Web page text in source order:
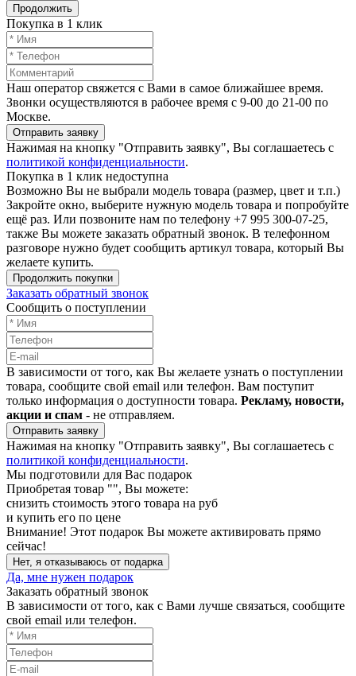
Продолжить
Покупка в 1 клик
Наш оператор свяжется с Вами в самое ближайшее время.
Звонки осуществляются в рабочее время с 9-00 до 21-00 по
Москве.
Отправить заявку
Нажимая на кнопку "Отправить заявку", Вы соглашаетесь с
политикой конфиденциальности.
Покупка в 1 клик недоступна
Возможно Вы не выбрали модель товара (размер, цвет и т.п.)
Закройте окно, выберите нужную модель товара и попробуйте
ещё раз. Или позвоните нам по телефону +7 995 300-07-25,
также Вы можете заказать обратный звонок. В телефонном
разговоре нужно будет сообщить артикул товара, который Вы
желаете купить.
Продолжить покупки
Заказать обратный звонок
Сообщить о поступлении
В зависимости от того, как Вы желаете узнать о поступлении
товара, сообщите свой email или телефон. Вам поступит
только информация о доступности товара. Рекламу, новости,
акции и спам - не отправляем.
Отправить заявку
Нажимая на кнопку "Отправить заявку", Вы соглашаетесь с
политикой конфиденциальности.
Мы подготовили для Вас подарок
Приобретая товар "", Вы можете:
снизить стоимость этого товара на руб
и купить его по цене
Внимание! Этот подарок Вы можете активировать прямо
сейчас!
Нет, я отказываюсь от подарка
Да, мне нужен подарок
Заказать обратный звонок
В зависимости от того, как с Вами лучше связаться, сообщите
свой email или телефон.